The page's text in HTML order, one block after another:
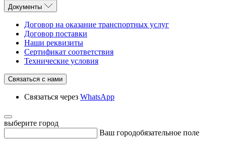
Документы
Договор на оказание транспортных услуг
Договор поставки
Наши реквизиты
Сертификат соответствия
Технические условия
Связаться с нами
Связаться через WhatsApp
выберите город
Ваш городобязательное поле